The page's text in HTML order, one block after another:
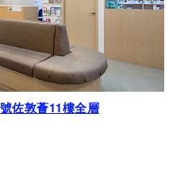
佐敦薈11樓全層